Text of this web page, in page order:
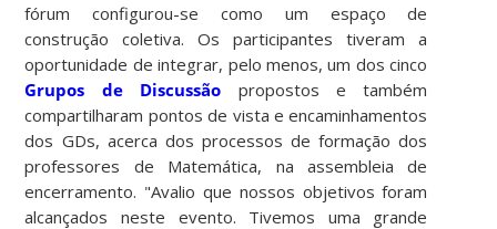
fórum configurou-se como um espaço de
construção coletiva. Os participantes tiveram a
oportunidade de integrar, pelo menos, um dos cinco
Grupos de Discussão propostos e também
compartilharam pontos de vista e encaminhamentos
dos GDs, acerca dos processos de formação dos
professores de Matemática, na assembleia de
encerramento. "Avalio que nossos objetivos foram
alcançados neste evento. Tivemos uma grande